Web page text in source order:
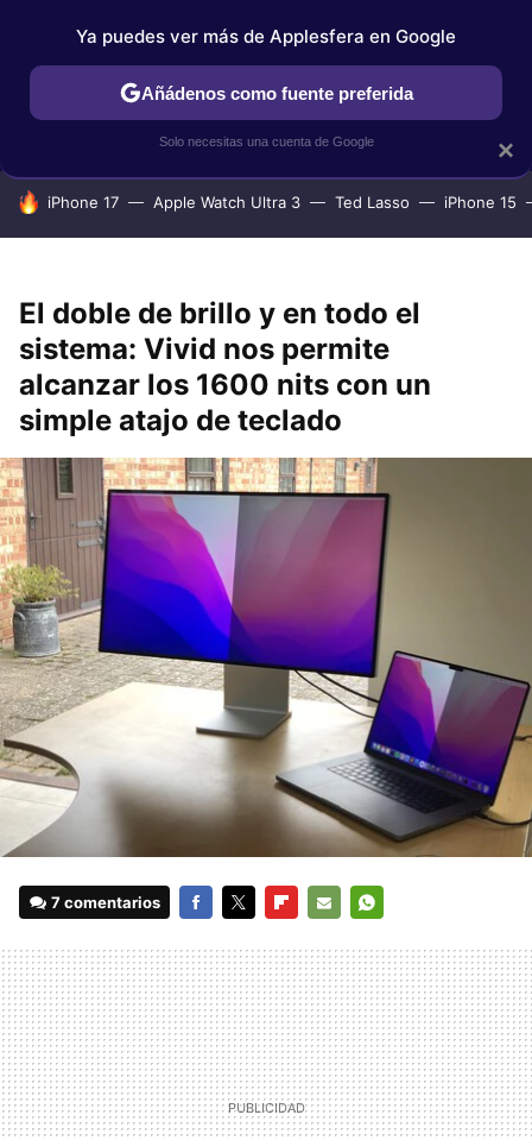
IPHONE TUTORIALES APPLESFERA SELECCIÓN
HOY SE HABLA DE
iPhone 17 Apple Watch Ultra 3 Ted Lasso iPhone 15
El doble de brillo y en todo el
sistema: Vivid nos permite
alcanzar los 1600 nits con un
simple atajo de teclado
7 comentarios
MAIL
×
Ya puedes ver más de Applesfera en Google
Añádenos como fuente preferida
Solo necesitas una cuenta de Google